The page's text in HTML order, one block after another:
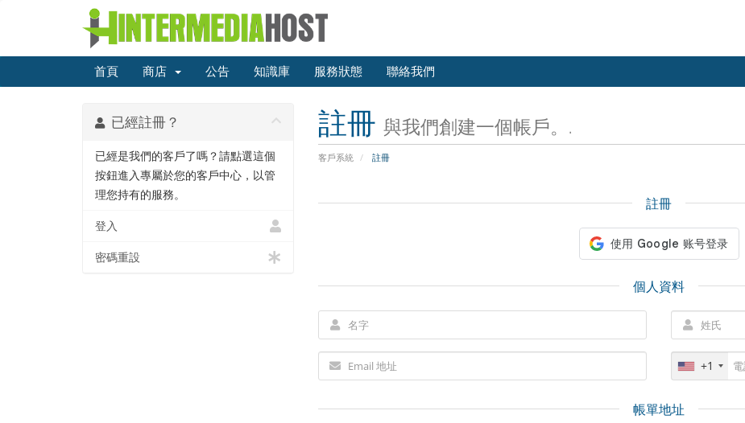
首頁 商店 公告 知識庫 服務狀態 聯絡我們
註冊 與我們創建一個帳戶。.
客戶系統 註冊
已經註冊？
已經是我們的客戶了嗎？請點選這個
按鈕進入專屬於您的客戶中心，以管
理您持有的服務。
登入
密碼重設
註冊
個人資料
+1
帳單地址